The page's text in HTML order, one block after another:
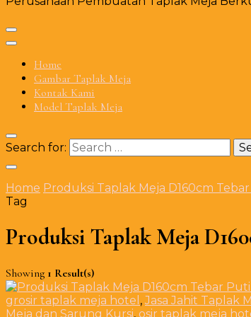
Home
Gambar Taplak Meja
Kontak Kami
Model Taplak Meja
Search for:
Home Produksi Taplak Meja D160cm
Tag
Produksi Taplak Meja
Showing 1 Result(s)
grosir taplak meja hotel ,Jasa Jahit Taplak
Meja dan Sarung Kursi, osir taplak meja